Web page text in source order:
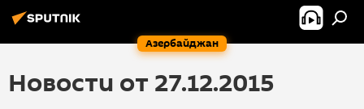
Азербайджан
Новости от 27.12.2015